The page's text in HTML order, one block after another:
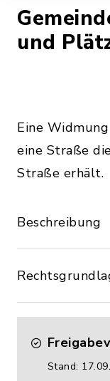
und
Eine
eine Straße
Straße erhält.
Beschreibung
Stand: